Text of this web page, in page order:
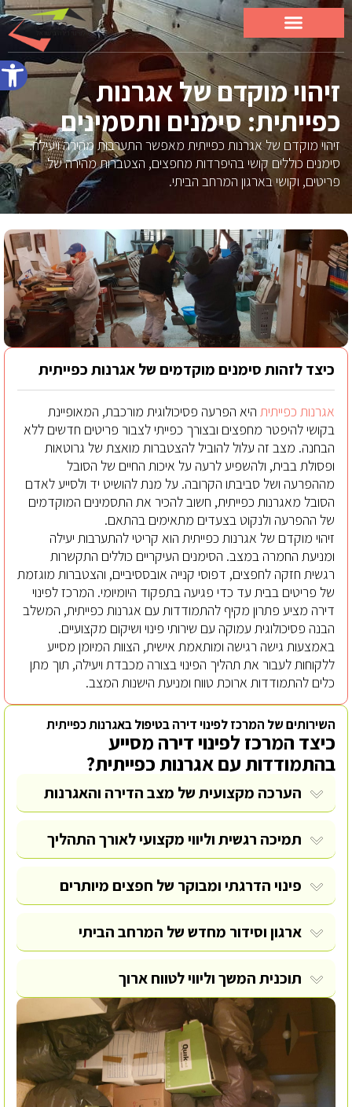
פתח
זיהוי מוקדם של אגרנות
כפייתית: סימנים ותסמינים
זיהוי מוקדם של אגרנות כפייתית מאפשר התערבות מהירה ויעילה.
סימנים כוללים קושי בהיפרדות מחפצים, הצטברות מהירה של
פריטים, וקושי בארגון המרחב הביתי.
כיצד לזהות סימנים מוקדמים של אגרנות כפייתית
אגרנות כפייתית היא הפרעה פסיכולוגית מורכבת, המאופיינת
בקושי להיפטר מחפצים ובצורך כפייתי לצבור פריטים חדשים ללא
הבחנה. מצב זה עלול להוביל להצטברות מואצת של גרוטאות
ופסולת בבית, ולהשפיע לרעה על איכות החיים של הסובל
מההפרעה ושל סביבתו הקרובה. על מנת להושיט יד ולסייע לאדם
הסובל מאגרנות כפייתית, חשוב להכיר את התסמינים המוקדמים
של ההפרעה ולנקוט בצעדים מתאימים בהתאם.
זיהוי מוקדם של אגרנות כפייתית הוא קריטי להתערבות יעילה
ומניעת החמרה במצב. הסימנים העיקריים כוללים התקשרות
רגשית חזקה לחפצים, דפוסי קנייה אובססיביים, והצטברות מוגזמת
של פריטים בבית עד כדי פגיעה בתפקוד היומיומי. המרכז לפינוי
דירה מציע פתרון מקיף להתמודדות עם אגרנות כפייתית, המשלב
הבנה פסיכולוגית עמוקה עם שירותי פינוי ושיקום מקצועיים.
באמצעות גישה רגישה ומותאמת אישית, הצוות המיומן מסייע
ללקוחות לעבור את תהליך הפינוי בצורה מכבדת ויעילה, תוך מתן
כלים להתמודדות ארוכת טווח ומניעת הישנות המצב.
השירותים של המרכז לפינוי דירה בטיפול באגרנות כפייתית
כיצד המרכז לפינוי דירה מסייע
בהתמודדות עם אגרנות כפייתית?
הערכה מקצועית של מצב הדירה והאגרנות
תמיכה רגשית וליווי מקצועי לאורך התהליך
פינוי הדרגתי ומבוקר של חפצים מיותרים
ארגון וסידור מחדש של המרחב הביתי
תוכנית המשך וליווי לטווח ארוך